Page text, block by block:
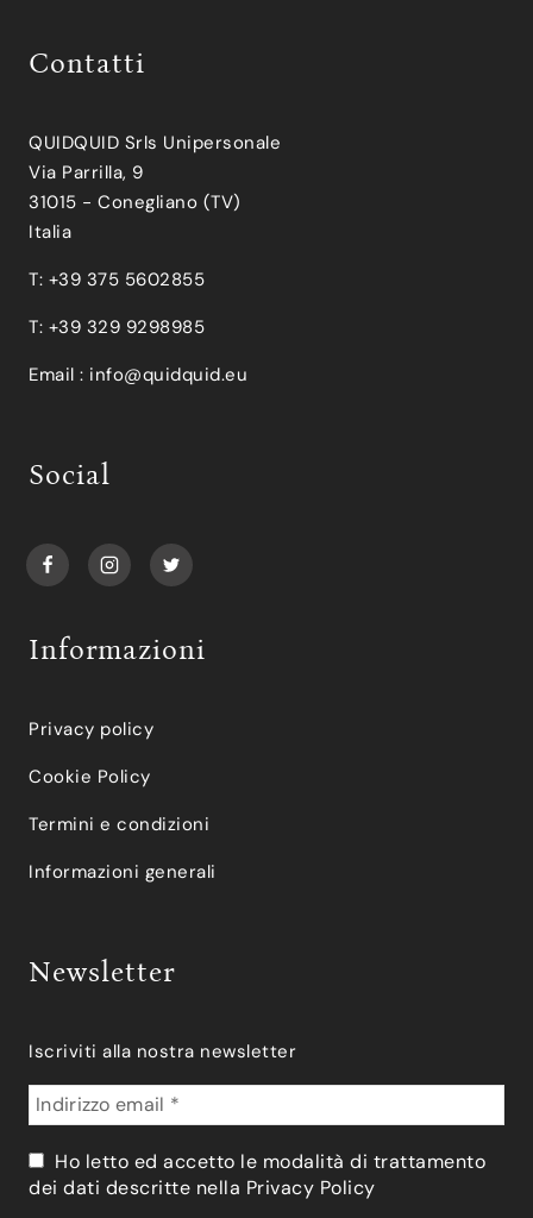
Contatti
QUIDQUID Srls Unipersonale
Via Parrilla, 9
31015 - Conegliano (TV)
Italia
T: +39 375 5602855
T: +39 329 9298985
Email : info@quidquid.eu
Social
Informazioni
Privacy policy
Cookie Policy
Termini e condizioni
Informazioni generali
Newsletter
Iscriviti alla nostra newsletter
Ho letto ed accetto le modalità di trattamento
dei dati descritte nella Privacy Policy